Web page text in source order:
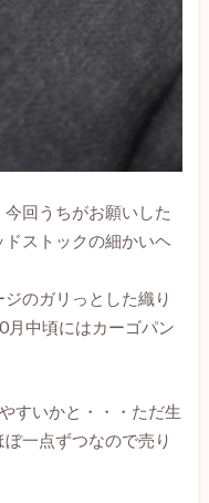
回うちがお願いした
ストックの細かいヘ
のガリっとした織り
月中頃にはカーゴパン
すいかと・・・ただ生
一点ずつなので売り